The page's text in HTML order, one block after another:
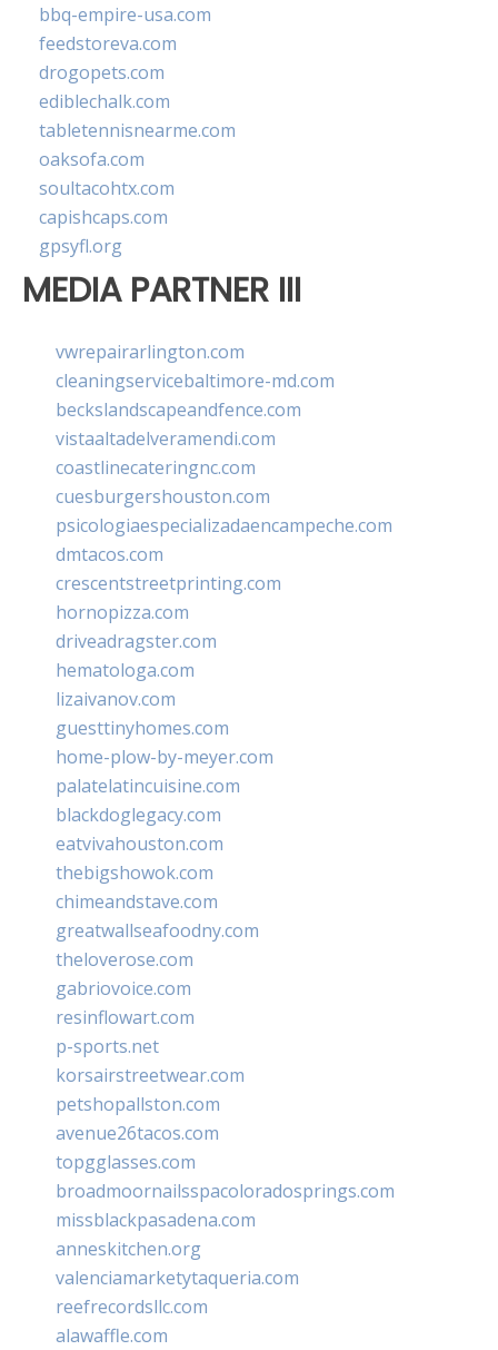
bbq-empire-usa.com
feedstoreva.com
drogopets.com
ediblechalk.com
tabletennisnearme.com
oaksofa.com
soultacohtx.com
capishcaps.com
gpsyfl.org
MEDIA PARTNER III
vwrepairarlington.com
cleaningservicebaltimore-md.com
beckslandscapeandfence.com
vistaaltadelveramendi.com
coastlinecateringnc.com
cuesburgershouston.com
psicologiaespecializadaencampeche.com
dmtacos.com
crescentstreetprinting.com
hornopizza.com
driveadragster.com
hematologa.com
lizaivanov.com
guesttinyhomes.com
home-plow-by-meyer.com
palatelatincuisine.com
blackdoglegacy.com
eatvivahouston.com
thebigshowok.com
chimeandstave.com
greatwallseafoodny.com
theloverose.com
gabriovoice.com
resinflowart.com
p-sports.net
korsairstreetwear.com
petshopallston.com
avenue26tacos.com
topgglasses.com
broadmoornailsspacoloradosprings.com
missblackpasadena.com
anneskitchen.org
valenciamarketytaqueria.com
reefrecordsllc.com
alawaffle.com